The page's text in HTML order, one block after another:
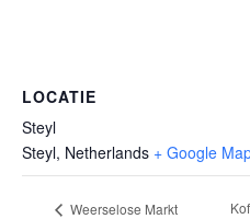
LOCATIE
Steyl
Steyl, Netherlands + Google
Weerselose Markt